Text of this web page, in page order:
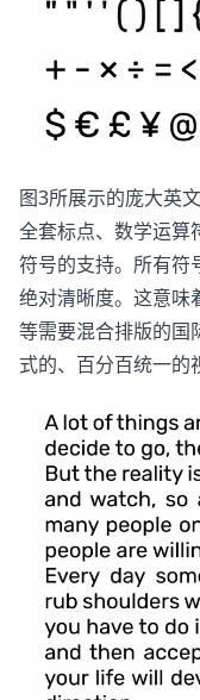
图3所展示的庞大英
全套标点、数学运算
符号的支持。所有符
绝对清晰度。这意味
等需要混合排版的国
式的、百分百统一的